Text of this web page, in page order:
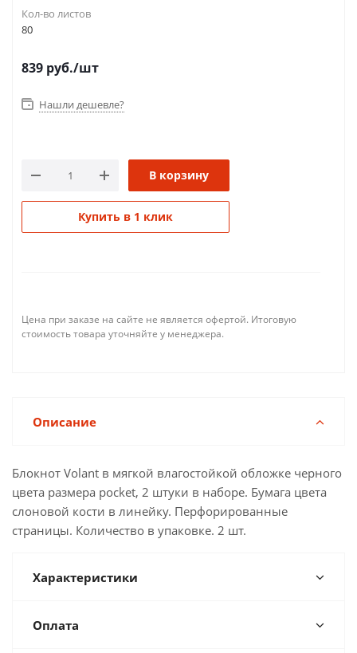
Кол-во листов
80
839 руб./шт
Нашли дешевле?
В корзину
Купить в 1 клик
Цена при заказе на сайте не является офертой. Итоговую
стоимость товара уточняйте у менеджера.
Описание
Блокнот Volant в мягкой влагостойкой обложке черного
цвета размера pocket, 2 штуки в наборе. Бумага цвета
слоновой кости в линейку. Перфорированные
страницы. Количество в упаковке. 2 шт.
Характеристики
Оплата